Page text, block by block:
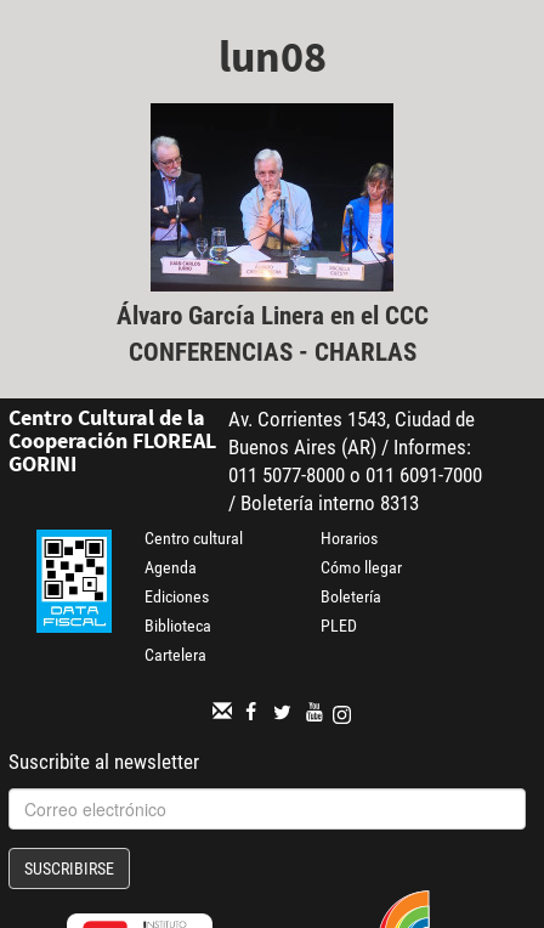
lun08
Álvaro García Linera en el CCC
CONFERENCIAS - CHARLAS
Centro Cultural de la
Cooperación FLOREAL
GORINI
Av. Corrientes 1543, Ciudad de
Buenos Aires (AR) / Informes:
011 5077-8000 o 011 6091-7000
/ Boletería interno 8313
Centro cultural
Agenda
Ediciones
Biblioteca
Cartelera
Horarios
Cómo llegar
Boletería
PLED
Suscribite al newsletter
SUSCRIBIRSE